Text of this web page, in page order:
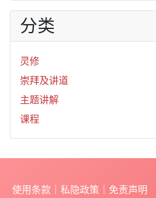
分类
灵修
崇拜及讲道
主题讲解
课程
使用条款 私隐政策 免责声明